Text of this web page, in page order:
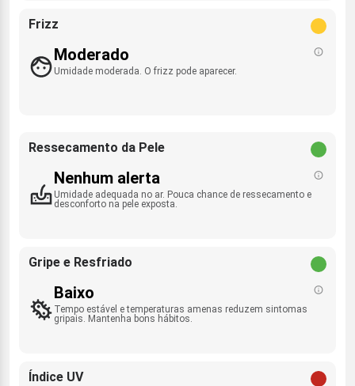
Frizz
Moderado
Umidade moderada. O frizz pode aparecer.
Ressecamento da Pele
Nenhum alerta
Umidade adequada no ar. Pouca chance de ressecamento e
desconforto na pele exposta.
Gripe e Resfriado
Baixo
Tempo estável e temperaturas amenas reduzem sintomas
gripais. Mantenha bons hábitos.
Índice UV